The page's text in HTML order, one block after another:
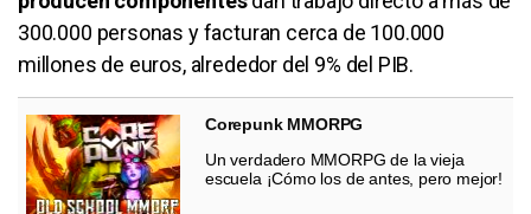
300.000 personas y facturan cerca de 100.000
millones de euros, alrededor del 9% del PIB.
Corepunk MMORPG
Un verdadero MMORPG de la vieja
escuela ¡Cómo los de antes, pero mejor!